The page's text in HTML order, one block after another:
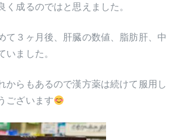
く成るのではと思えました。
て３ヶ月後、肝臓の数値、脂肪肝、中
いました。
からもあるので漢方薬は続けて服用し
ございます